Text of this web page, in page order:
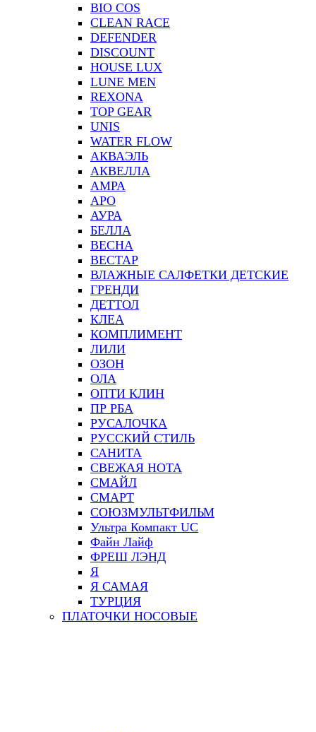
BIO COS
CLEAN RACE
DEFENDER
DISCOUNT
HOUSE LUX
LUNE MEN
REXONA
TOP GEAR
UNIS
WATER FLOW
АКВАЭЛЬ
АКВЕЛЛА
АМРА
АРО
АУРА
БЕЛЛА
ВЕСНА
ВЕСТАР
ВЛАЖНЫЕ САЛФЕТКИ ДЕТСКИЕ
ГРЕНДИ
ДЕТТОЛ
КЛЕА
КОМПЛИМЕНТ
ЛИЛИ
ОЗОН
ОЛА
ОПТИ КЛИН
ПР РБА
РУСАЛОЧКА
РУССКИЙ СТИЛЬ
САНИТА
СВЕЖАЯ НОТА
СМАЙЛ
СМАРТ
СОЮЗМУЛЬТФИЛЬМ
Ультра Компакт UC
Файн Лайф
ФРЕШ ЛЭНД
Я
Я САМАЯ
ТУРЦИЯ
ПЛАТОЧКИ НОСОВЫЕ